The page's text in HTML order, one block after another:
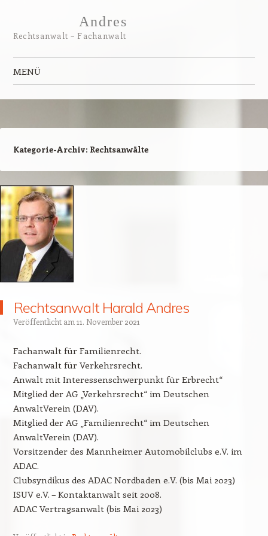
Andres
Rechtsanwalt – Fachanwalt
MENÜ
Kategorie-Archiv: Rechtsanwälte
Rechtsanwalt Harald Andres
Veröffentlicht am 11. November 2021
Fachanwalt für Familienrecht.
Fachanwalt für Verkehrsrecht.
Anwalt mit Interessenschwerpunkt für Erbrecht“
Mitglied der AG „Verkehrsrecht“ im Deutschen
AnwaltVerein (DAV).
Mitglied der AG „Familienrecht“ im Deutschen
AnwaltVerein (DAV).
Vorsitzender des Mannheimer Automobilclubs e.V. im
ADAC.
Clubsyndikus des ADAC Nordbaden e.V. (bis Mai 2023)
ISUV e.V. – Kontaktanwalt seit 2008.
ADAC Vertragsanwalt (bis Mai 2023)